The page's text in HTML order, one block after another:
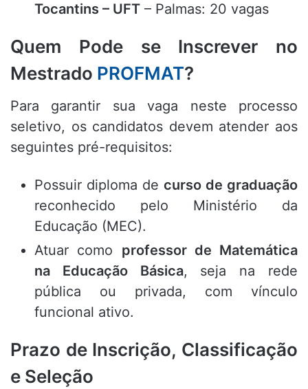
Tocantins – UFT – Palmas: 20 vagas
Quem Pode se Inscrever no
Mestrado PROFMAT?
Para garantir sua vaga neste processo
seletivo, os candidatos devem atender aos
seguintes pré-requisitos:
Possuir diploma de curso de graduação
reconhecido pelo Ministério da
Educação (MEC).
Atuar como professor de Matemática
na Educação Básica, seja na rede
pública ou privada, com vínculo
funcional ativo.
Prazo de Inscrição, Classificação
e Seleção